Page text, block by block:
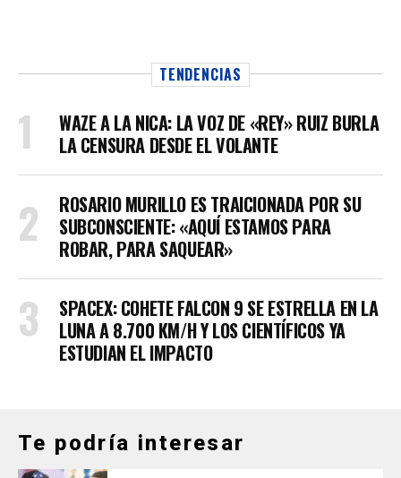
TENDENCIAS
WAZE A LA NICA: LA VOZ DE «REY» RUIZ BURLA
LA CENSURA DESDE EL VOLANTE
ROSARIO MURILLO ES TRAICIONADA POR SU
SUBCONSCIENTE: «AQUÍ ESTAMOS PARA
ROBAR, PARA SAQUEAR»
SPACEX: COHETE FALCON 9 SE ESTRELLA EN LA
LUNA A 8.700 KM/H Y LOS CIENTÍFICOS YA
ESTUDIAN EL IMPACTO
Te podría interesar